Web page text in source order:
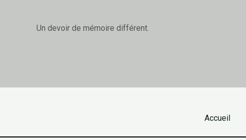
Un devoir de mémoire différent.
Accueil